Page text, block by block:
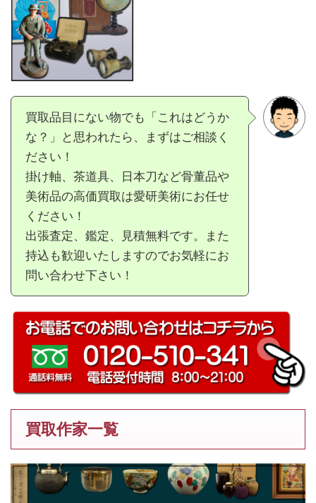
買取品目にない物でも「これはどうか
な？」と思われたら、まずはご相談く
ださい！
掛け軸、茶道具、日本刀など骨董品や
美術品の高価買取は愛研美術にお任せ
ください！
出張査定、鑑定、見積無料です。また
持込も歓迎いたしますのでお気軽にお
問い合わせ下さい！
買取作家一覧